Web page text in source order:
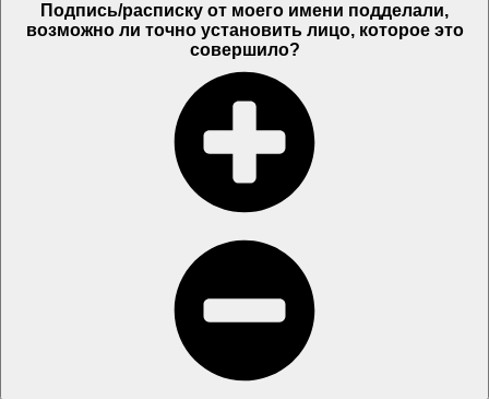
Подпись/расписку от моего имени подделали,
возможно ли точно установить лицо, которое это
совершило?